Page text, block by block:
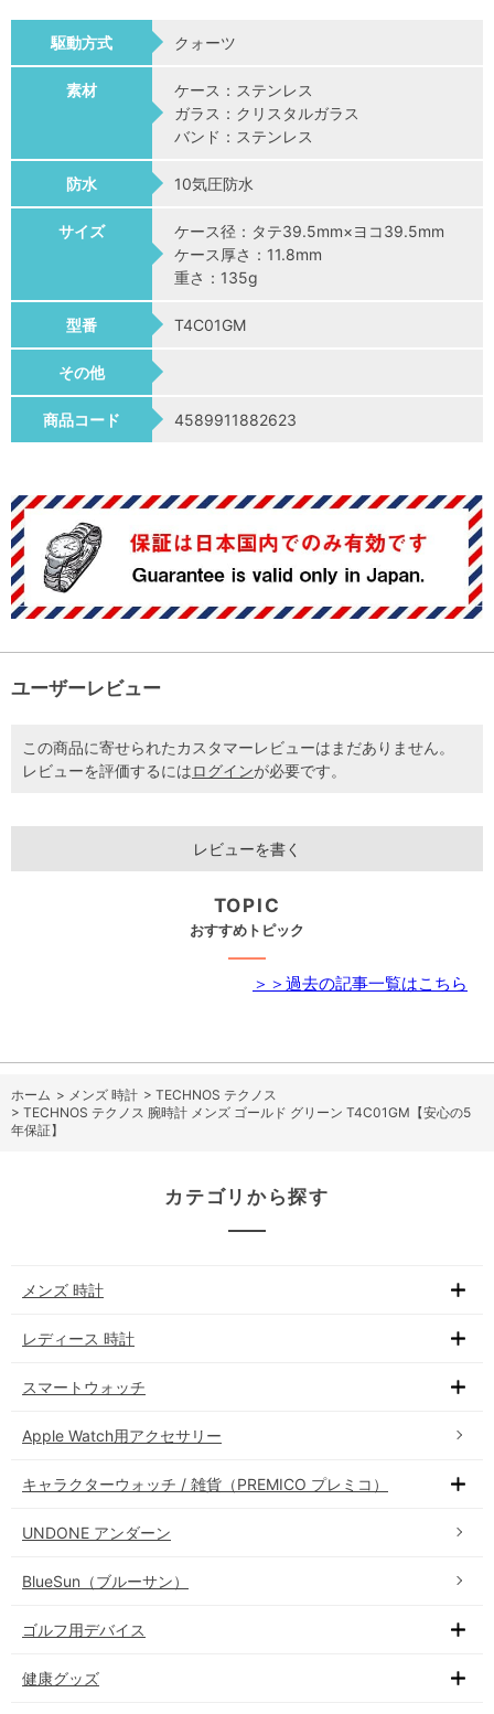
駆動方式 クォーツ
素材
ケース：ステンレス
ガラス：クリスタルガラス
バンド：ステンレス
防水 10気圧防水
サイズ
ケース径：タテ39.5mm×ヨコ39.5mm
ケース厚さ：11.8mm
重さ：135g
型番 T4C01GM
その他
商品コード 4589911882623
ユーザーレビュー
この商品に寄せられたカスタマーレビューはまだありません。
レビューを評価するにはログインが必要です。
レビューを書く
TOPIC
おすすめトピック
＞＞過去の記事一覧はこちら
ホーム > メンズ 時計 > TECHNOS テクノス
> TECHNOS テクノス 腕時計 メンズ ゴールド グリーン T4C01GM【安心の5
年保証】
カテゴリから探す
メンズ 時計
レディース 時計
スマートウォッチ
Apple Watch用アクセサリー
キャラクターウォッチ / 雑貨（PREMICO プレミコ）
UNDONE アンダーン
BlueSun（ブルーサン）
ゴルフ用デバイス
健康グッズ